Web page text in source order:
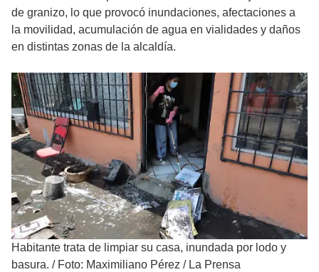
de granizo, lo que provocó inundaciones, afectaciones a
la movilidad, acumulación de agua en vialidades y daños
en distintas zonas de la alcaldía.
Habitante trata de limpiar su casa, inundada por lodo y
basura. / Foto: Maximiliano Pérez / La Prensa